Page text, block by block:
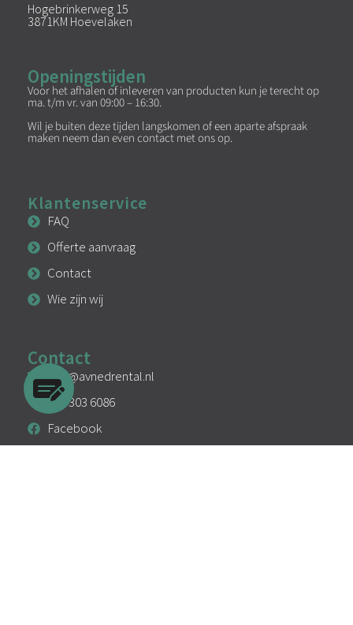
Hogebrinkerweg 15
3871KM Hoevelaken
Openingstijden
Voor het afhalen of inleveren van producten kun je terecht op
ma. t/m vr. van 09:00 – 16:30.
Wil je buiten deze tijden langskomen of een aparte afspraak
maken neem dan even contact met ons op.
Klantenservice
FAQ
Offerte aanvraag
Contact
Wie zijn wij
Contact
info@avnedrental.nl
033 303 6086
Facebook